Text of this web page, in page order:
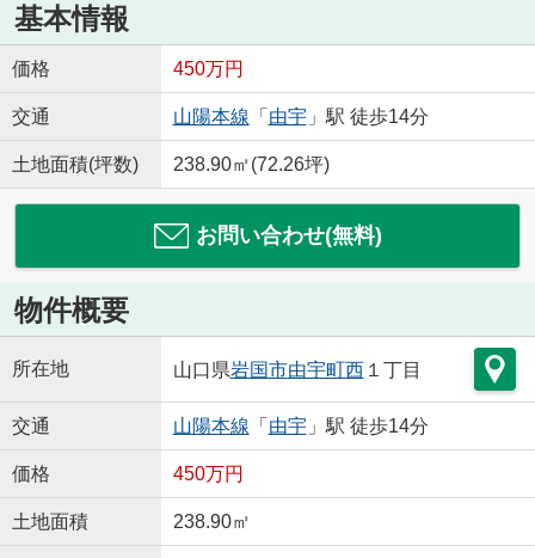
基本情報
価格 450万円
交通 山陽本線 「 由宇」駅 徒歩14分
土地面積(坪数) 238.90㎡(72.26坪)
お問い合わせ(無料)
物件概要
所在地 山口県岩国市由宇町西１丁目
交通 山陽本線 「 由宇」駅 徒歩14分
価格 450万円
土地面積 238.90㎡